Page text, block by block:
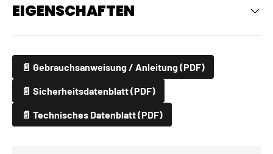
EIGENSCHAFTEN
📄 Gebrauchsanweisung / Anleitung (PDF)
📄 Sicherheitsdatenblatt (PDF)
📄 Technisches Datenblatt (PDF)